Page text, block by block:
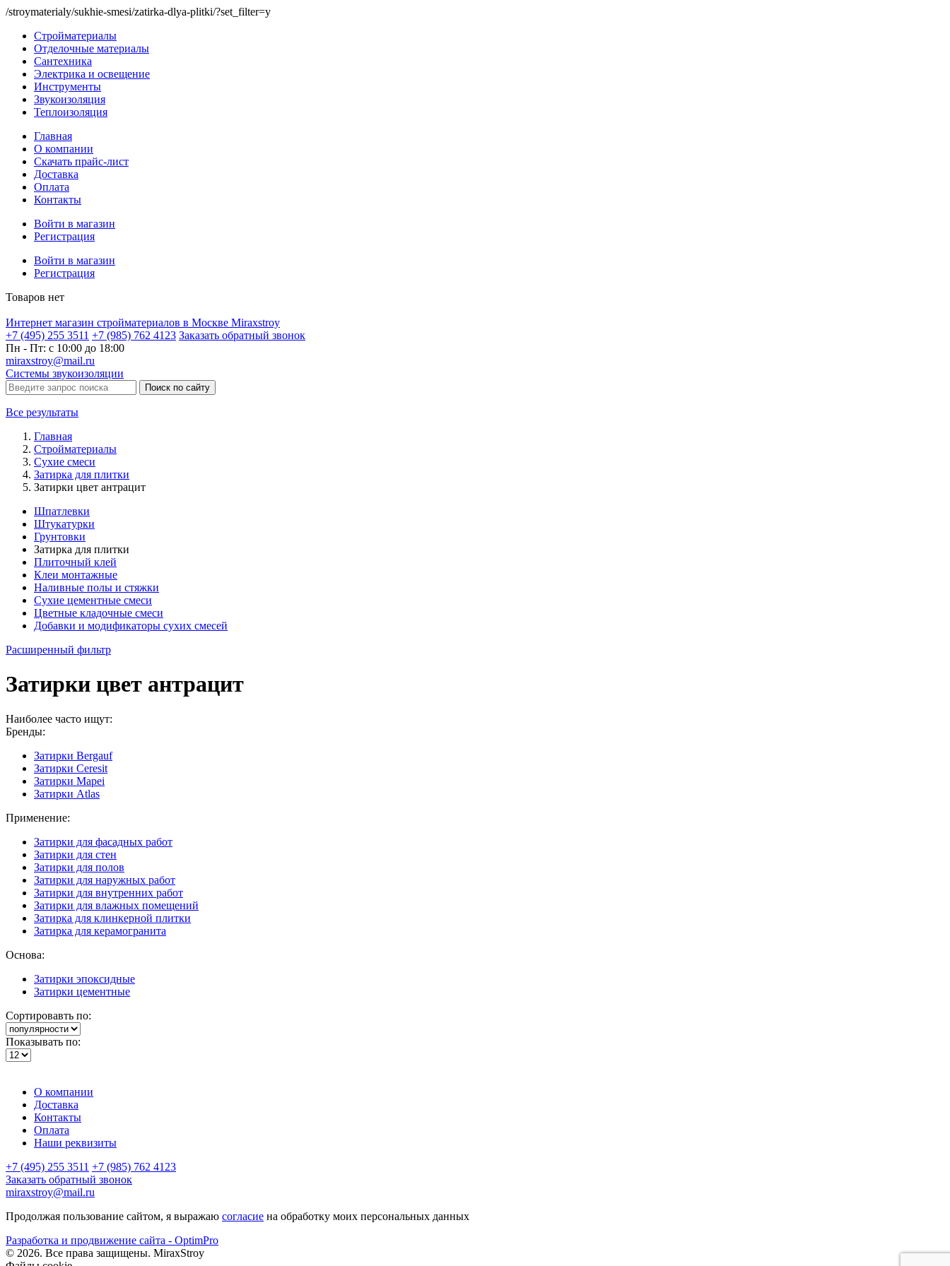
/stroymaterialy/sukhie-smesi/zatirka-dlya-plitki/?set_filter=y
Стройматериалы
Отделочные материалы
Сантехника
Электрика и освещение
Инструменты
Звукоизоляция
Теплоизоляция
Главная
О компании
Скачать прайс-лист
Доставка
Оплата
Контакты
Войти в магазин
Регистрация
Войти в магазин
Регистрация
Товаров нет
Интернет магазин стройматериалов в Москве Miraxstroy
+7 (495) 255 3511 +7 (985) 762 4123 Заказать обратный звонок
Пн - Пт: с 10:00 до 18:00
miraxstroy@mail.ru
Системы звукоизоляции
Поиск по сайту
Все результаты
Главная
Стройматериалы
Сухие смеси
Затирка для плитки
Затирки цвет антрацит
Шпатлевки
Штукатурки
Грунтовки
Затирка для плитки
Плиточный клей
Клеи монтажные
Наливные полы и стяжки
Сухие цементные смеси
Цветные кладочные смеси
Добавки и модификаторы сухих смесей
Расширенный фильтр
Затирки цвет антрацит
Наиболее часто ищут:
Бренды:
Затирки Bergauf
Затирки Ceresit
Затирки Mapei
Затирки Atlas
Применение:
Затирки для фасадных работ
Затирки для стен
Затирки для полов
Затирки для наружных работ
Затирки для внутренних работ
Затирки для влажных помещений
Затирка для клинкерной плитки
Затирка для керамогранита
Основа:
Затирки эпоксидные
Затирки цементные
Сортировавть по:
Показывать по:
О компании
Доставка
Контакты
Оплата
Наши реквизиты
+7 (495) 255 3511 +7 (985) 762 4123
Заказать обратный звонок
miraxstroy@mail.ru
Продолжая пользование сайтом, я выражаю согласие на обработку моих персональных данных
Разработка и продвижение сайта - OptimPro
© 2026. Все права защищены. MiraxStroy